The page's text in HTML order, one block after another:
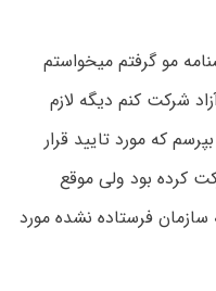
مو گرفتم میخواستم
شرکت کنم دیگه لازم
که مورد تایید قرار
کرده بود ولی موقع
فرستاده نشده مورد